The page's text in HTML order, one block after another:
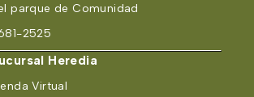
parque de Comunidad
2525
Heredia
Virtual